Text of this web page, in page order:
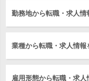
勤務地から転職・求人情
業種から転職・求人情報
雇用形態から転職・求人